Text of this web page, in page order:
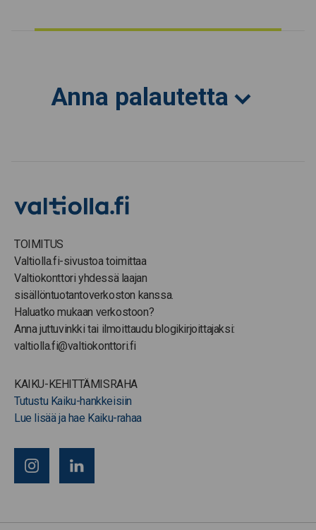
Anna palautetta
TOIMITUS
Valtiolla.fi-sivustoa toimittaa
Valtiokonttori yhdessä laajan
sisällöntuotantoverkoston kanssa.
Haluatko mukaan verkostoon?
Anna juttuvinkki tai ilmoittaudu blogikirjoittajaksi:
valtiolla.fi@valtiokonttori.fi
KAIKU-KEHITTÄMISRAHA
Tutustu Kaiku-hankkeisiin
Lue lisää ja hae Kaiku-rahaa